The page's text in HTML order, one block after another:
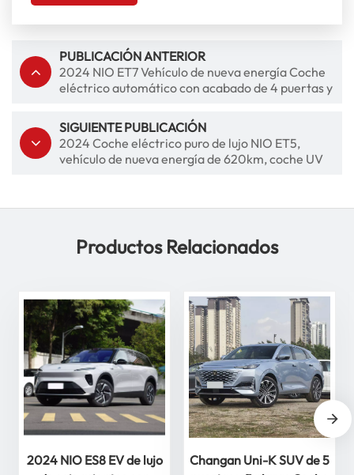
PUBLICACIÓN ANTERIOR
2024 NIO ET7 Vehículo de nueva energía Coche
eléctrico automático con acabado de 4 puertas y
SIGUIENTE PUBLICACIÓN
2024 Coche eléctrico puro de lujo NIO ET5,
vehículo de nueva energía de 620km, coche UV
Productos Relacionados
2024 NIO ES8 EV de lujo
Changan Uni-K SUV de 5